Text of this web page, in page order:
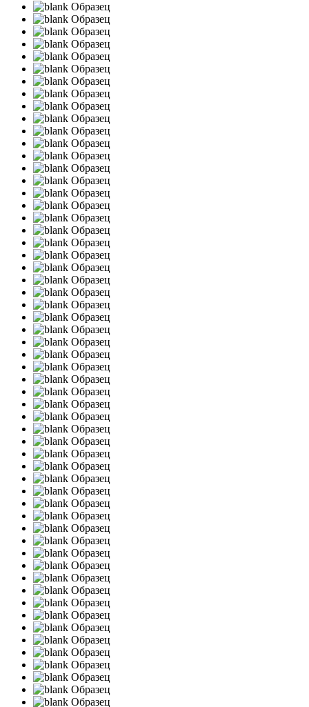
Образец
Образец
Образец
Образец
Образец
Образец
Образец
Образец
Образец
Образец
Образец
Образец
Образец
Образец
Образец
Образец
Образец
Образец
Образец
Образец
Образец
Образец
Образец
Образец
Образец
Образец
Образец
Образец
Образец
Образец
Образец
Образец
Образец
Образец
Образец
Образец
Образец
Образец
Образец
Образец
Образец
Образец
Образец
Образец
Образец
Образец
Образец
Образец
Образец
Образец
Образец
Образец
Образец
Образец
Образец
Образец
Образец